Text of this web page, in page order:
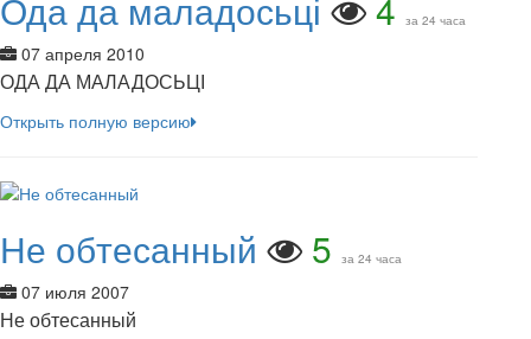
Ода да маладосьці 4 за 24 часа
07 апреля 2010
ОДА ДА МАЛАДОСЬЦІ
Открыть полную версию
Не обтесанный 5 за 24 часа
07 июля 2007
Не обтесанный